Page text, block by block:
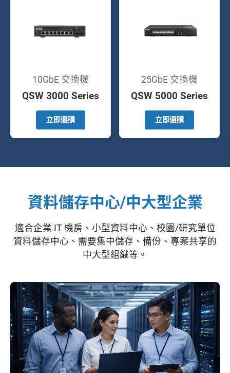
10GbE 交換機
QSW 3000 Series
立即選購
25GbE 交換機
QSW 5000 Series
立即選購
資料儲存中心/中大型企業
適合企業 IT 機房、小型資料中心、校園/研究單位
資料儲存中心、需要集中儲存、備份、專案共享的
中大型組織等。